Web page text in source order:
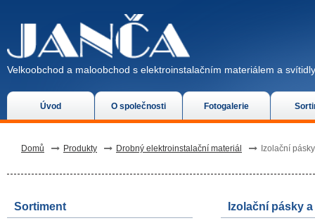
Úvod O společnosti Fotogalerie
Velkoobchod a maloobchod s elektroinstalačním materiálem a
Domů Produkty Drobný elektroinstalační materiál Izolační
Sortiment Izolační pásky